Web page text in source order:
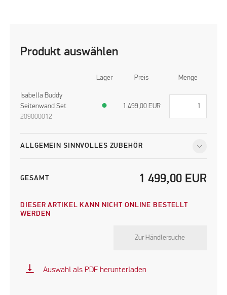
Produkt auswählen
Lager Preis Menge
Isabella Buddy
Seitenwand Set
209000012
● 1.499,00 EUR
ALLGEMEIN SINNVOLLES ZUBEHÖR
GESAMT 1 499,00 EUR
DIESER ARTIKEL KANN NICHT ONLINE BESTELLT
WERDEN
Zur Händlersuche
vertical_align_bottom Auswahl als PDF herunterladen